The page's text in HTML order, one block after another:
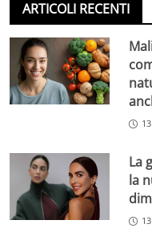
ARTICOLI RECENTI
La
la